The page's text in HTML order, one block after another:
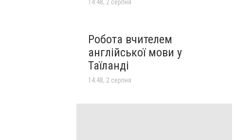
14:48, 2 серпня
Робота вчителем
англійської мови у
Таїланді
14:48, 2 серпня